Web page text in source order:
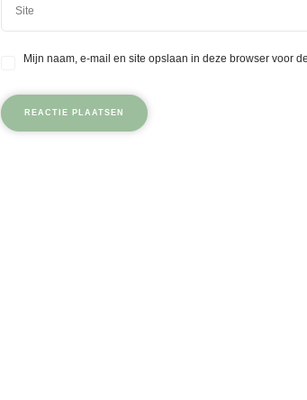
Mijn naam, e-mail en site opslaan in deze browser voor